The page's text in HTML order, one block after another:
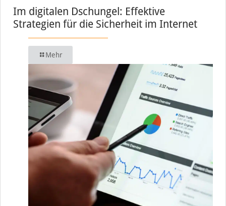
Im digitalen Dschungel: Effektive
Strategien für die Sicherheit im Internet
Mehr